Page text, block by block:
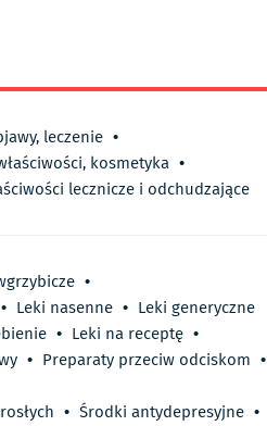
leczenie •
kosmetyka •
lecznicze i odchudzające
•
• Leki nasenne • Leki generyczne
• Leki na receptę •
• Preparaty przeciw odciskom •
• Środki antydepresyjne •